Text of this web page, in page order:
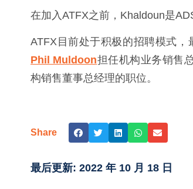
在加入ATFX之前，Khaldoun是
ATFX目前处于积极的招聘模式
Phil Muldoon担任机构业务销售
构销售董事总经理的职位。
Share
最后更新: 2022 年 10 月 18 日